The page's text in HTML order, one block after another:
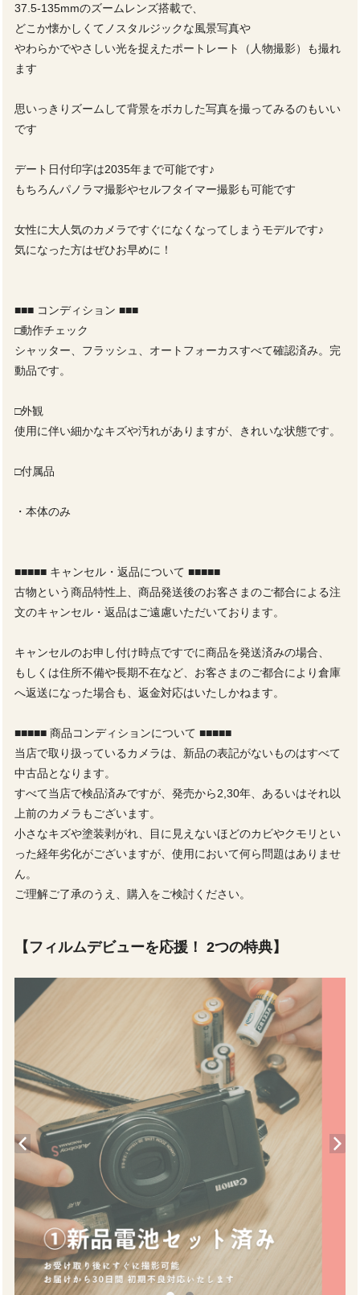
37.5-135mmのズームレンズ搭載で、
どこか懐かしくてノスタルジックな風景写真や
やわらかでやさしい光を捉えたポートレート（人物撮影）も撮れ
ます
思いっきりズームして背景をボカした写真を撮ってみるのもいい
です
デート日付印字は2035年まで可能です♪
もちろんパノラマ撮影やセルフタイマー撮影も可能です
女性に大人気のカメラですぐになくなってしまうモデルです♪
気になった方はぜひお早めに！
■■■ コンディション ■■■
□動作チェック
シャッター、フラッシュ、オートフォーカスすべて確認済み。完
動品です。
□外観
使用に伴い細かなキズや汚れがありますが、きれいな状態です。
□付属品
・本体のみ
■■■■■ キャンセル・返品について ■■■■■
古物という商品特性上、商品発送後のお客さまのご都合による注
文のキャンセル・返品はご遠慮いただいております。
キャンセルのお申し付け時点ですでに商品を発送済みの場合、
もしくは住所不備や長期不在など、お客さまのご都合により倉庫
へ返送になった場合も、返金対応はいたしかねます。
■■■■■ 商品コンディションについて ■■■■■
当店で取り扱っているカメラは、新品の表記がないものはすべて
中古品となります。
すべて当店で検品済みですが、発売から2,30年、あるいはそれ以
上前のカメラもございます。
小さなキズや塗装剥がれ、目に見えないほどのカビやクモリとい
った経年劣化がございますが、使用において何ら問題はありませ
ん。
ご理解ご了承のうえ、購入をご検討ください。
【フィルムデビューを応援！ 2つの特典】